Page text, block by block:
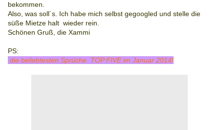
bekommen.
Also, was soll´s. Ich habe mich selbst gegoogled und stelle die
süße Mietze halt wieder rein.
Schönen Gruß, die Xammi
PS:
die beliebtesten Sprüche TOP FIVE im Januar 2014!